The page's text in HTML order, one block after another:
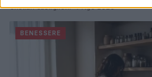
Cristian Castiglioni · 7 Ago 2026
BENESSERE